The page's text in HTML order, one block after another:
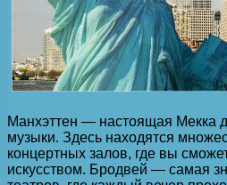
Манхэттен — настоящая Мекка
музыки. Здесь находятся
концертных залов, где вы
искусством. Бродвей — самая